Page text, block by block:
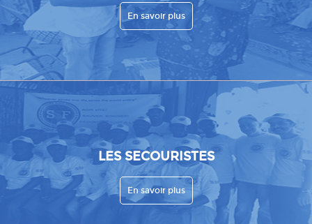
En savoir plus
LES SECOURISTES
En savoir plus